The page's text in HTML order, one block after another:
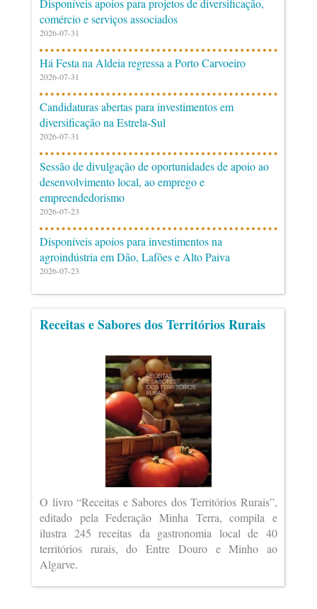
Disponíveis apoios para projetos de diversificação,
comércio e serviços associados
2026-07-31
Há Festa na Aldeia regressa a Porto Carvoeiro
2026-07-31
Candidaturas abertas para investimentos em
diversificação na Estrela-Sul
2026-07-31
Sessão de divulgação de oportunidades de apoio ao
desenvolvimento local, ao emprego e
empreendedorismo
2026-07-23
Disponíveis apoios para investimentos na
agroindústria em Dão, Lafões e Alto Paiva
2026-07-23
Receitas e Sabores dos Territórios Rurais
O livro “Receitas e Sabores dos Territórios Rurais”,
editado pela Federação Minha Terra, compila e
ilustra 245 receitas da gastronomia local de 40
territórios rurais, do Entre Douro e Minho ao
Algarve.